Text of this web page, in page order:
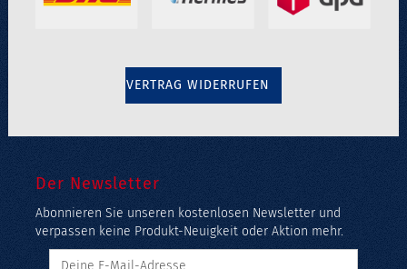
VERTRAG WIDERRUFEN
Der Newsletter
Abonnieren Sie unseren kostenlosen Newsletter und
verpassen keine Produkt-Neuigkeit oder Aktion mehr.